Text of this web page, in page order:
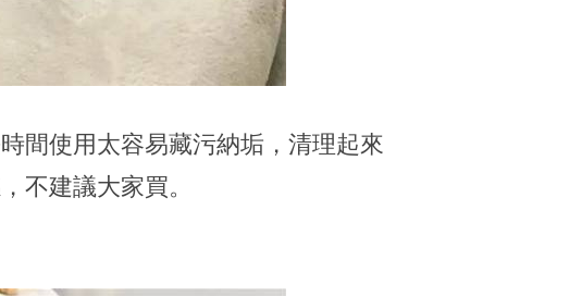
間使用太容易藏污納垢，清理起來
不建議大家買。